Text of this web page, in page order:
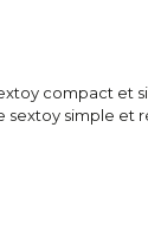
compact et
sextoy simple et